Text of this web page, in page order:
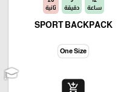
ساعة
دقيقة
ثانية
SPORT BACKPACK
One Size
add_shopping_cart